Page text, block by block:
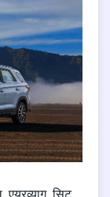
एयरव्याग, सिट